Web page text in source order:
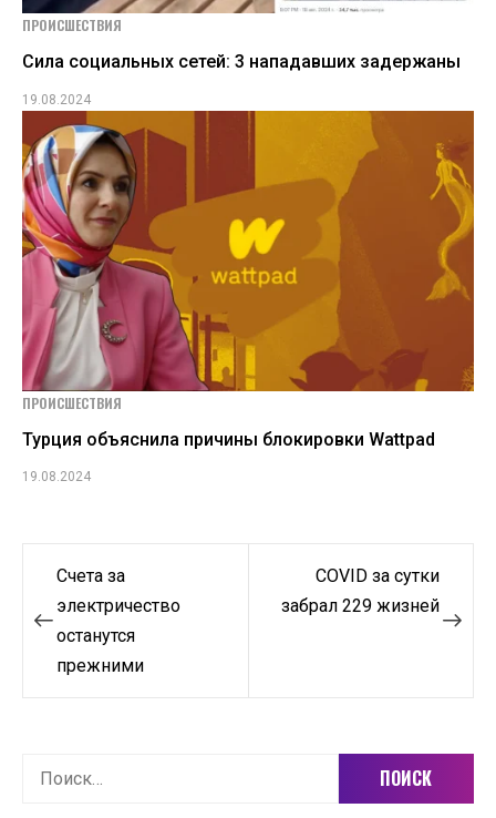
ПРОИСШЕСТВИЯ
Сила социальных сетей: 3 нападавших задержаны
19.08.2024
ПРОИСШЕСТВИЯ
Турция объяснила причины блокировки Wattpad
19.08.2024
Навигация
по
записям
Счета за
электричество
останутся
прежними
COVID за сутки
забрал 229 жизней
Найти: